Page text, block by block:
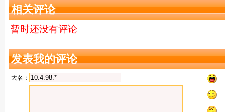
相关评论
暂时还没有评论
发表我的评论
大名：